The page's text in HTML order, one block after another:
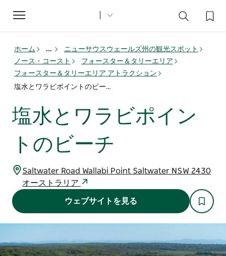
Toggle
navigation
ホーム ...
ニューサウスウェールズ州の観光スポット
ノース・コースト
フォースター＆タリーエリア
フォースター＆タリーエリア アトラクション
塩水とワラビポイントのビーチ
塩水とワラビポイン
トのビーチ
Saltwater Road Wallabi Point Saltwater NSW 2430
オーストラリア
ウェブサイトを見る